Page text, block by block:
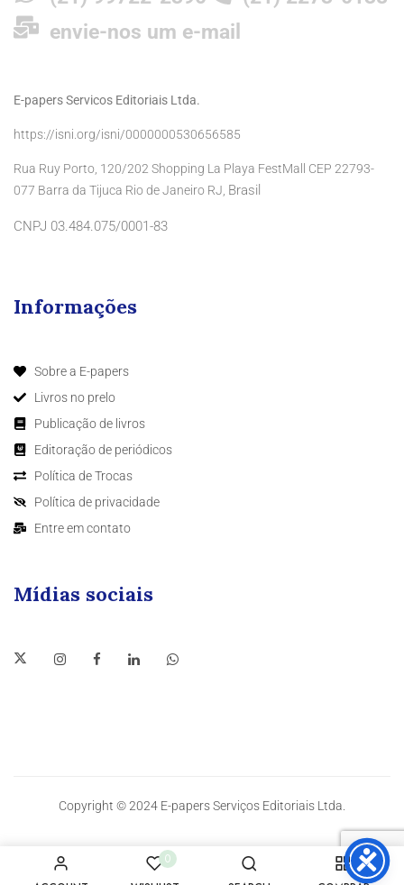
0
envie-nos um e-mail
E-papers Servicos Editoriais Ltda.
https://isni.org/isni/0000000530656585
Rua Ruy Porto, 120/202 Shopping La Playa FestMall CEP 22793-
077 Barra da Tijuca Rio de Janeiro RJ, Brasil
CNPJ 03.484.075/0001-83
Informações
Sobre a E-papers
Livros no prelo
Publicação de livros
Editoração de periódicos
Política de Trocas
Política de privacidade
Entre em contato
Mídias sociais
Copyright © 2024 E-papers Serviços Editoriais Ltda.